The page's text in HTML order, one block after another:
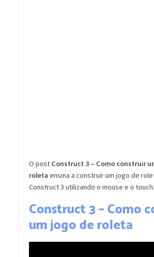
O post Construct 3 – Como construir
roleta ensina a construir um jogo de
Construct 3 utilizando o mouse e o touch.
Construct 3 – Como
um jogo de roleta